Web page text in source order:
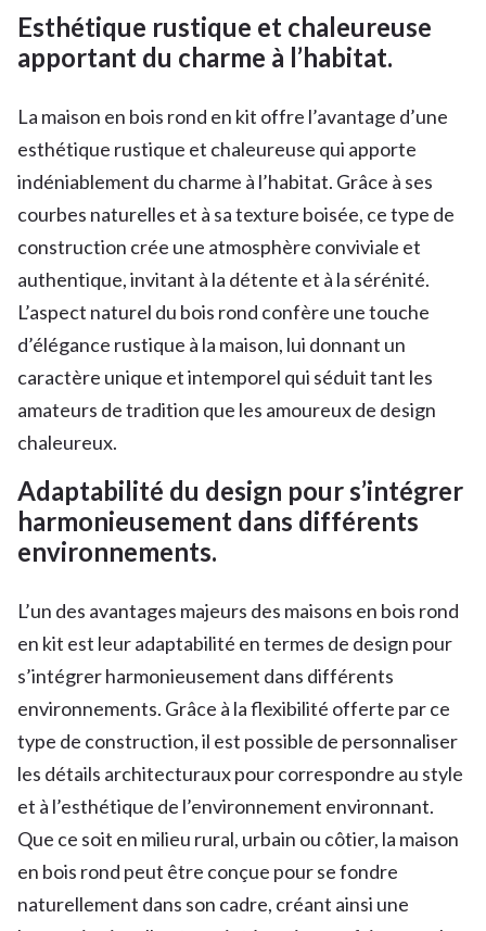
Esthétique rustique et chaleureuse
apportant du charme à l’habitat.
La maison en bois rond en kit offre l’avantage d’une
esthétique rustique et chaleureuse qui apporte
indéniablement du charme à l’habitat. Grâce à ses
courbes naturelles et à sa texture boisée, ce type de
construction crée une atmosphère conviviale et
authentique, invitant à la détente et à la sérénité.
L’aspect naturel du bois rond confère une touche
d’élégance rustique à la maison, lui donnant un
caractère unique et intemporel qui séduit tant les
amateurs de tradition que les amoureux de design
chaleureux.
Adaptabilité du design pour s’intégrer
harmonieusement dans différents
environnements.
L’un des avantages majeurs des maisons en bois rond
en kit est leur adaptabilité en termes de design pour
s’intégrer harmonieusement dans différents
environnements. Grâce à la flexibilité offerte par ce
type de construction, il est possible de personnaliser
les détails architecturaux pour correspondre au style
et à l’esthétique de l’environnement environnant.
Que ce soit en milieu rural, urbain ou côtier, la maison
en bois rond peut être conçue pour se fondre
naturellement dans son cadre, créant ainsi une